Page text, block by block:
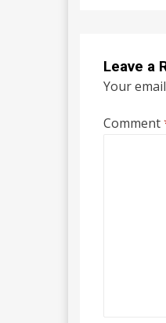
Leave a
Your
Comment